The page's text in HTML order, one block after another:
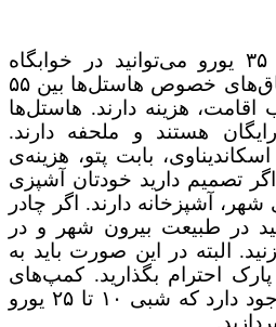
با پرداخت شبی ۲۵ تا ۳۵ یورو می‌توانید در خوابگاه
هاستل‌ها اقامت کنید. اتاق‌های خصوص هاستل‌ها بین ۵۵
اقامت، هزینه دارند. هاستل‌ها
هستند و ملحفه دارند.
بابت پتو، هزینه‌ی
تصمیم دارید خودتان آشپزی
آشپزخانه دارند. اگر چادر
در طبیعت بیرون شهر و در
البته در این صورت باید به
احترام بگذارید. کمپ‌های
متعددی خارج از شهر وجود دارد که شبی ۱۰ تا ۲۵ یورو